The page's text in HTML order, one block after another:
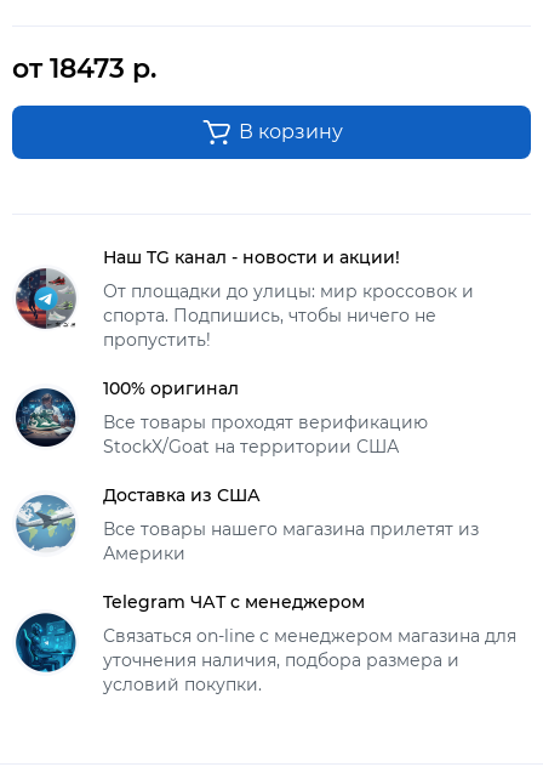
от 18473 р.
В корзину
Наш TG канал - новости и акции!
От площадки до улицы: мир кроссовок и
спорта. Подпишись, чтобы ничего не
пропустить!
100% оригинал
Все товары проходят верификацию
StockX/Goat на территории США
Доставка из США
Все товары нашего магазина прилетят из
Америки
Telegram ЧАТ с менеджером
Связаться on-line с менеджером магазина для
уточнения наличия, подбора размера и
условий покупки.